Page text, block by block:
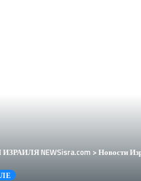
NEWSisra.com >Новости